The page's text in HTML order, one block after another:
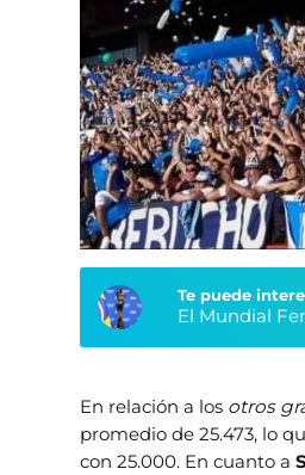
Te puede
El Mundial
En relación a los otros
promedio de 25.473, lo
con 25.000. En cuanto a